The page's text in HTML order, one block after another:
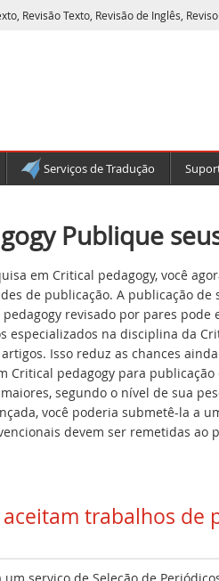
Revisão Texto, Revisão de Inglês,
Serviços de Tradução
Publique
em Critical pedagogy, você
de publicação. A publicação
revisado por pares
especializados na disciplina da
Isso reduz as chances
Critical pedagogy para
segundo o nível de sua
você poderia submetê-la a
devem ser remetidas ao
trabalhos de
um serviço de Seleção de